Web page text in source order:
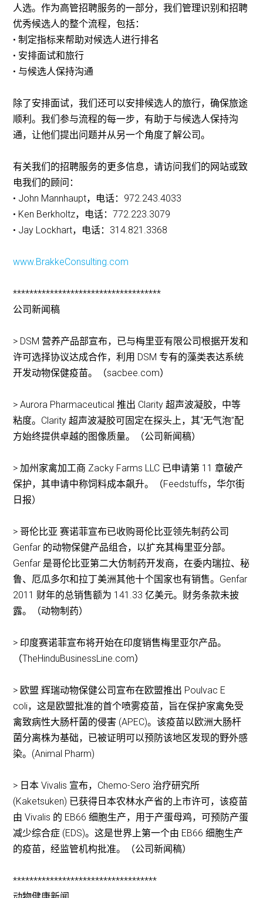
人选。作为高管招聘服务的一部分，我们管理识别和招聘
优秀候选人的整个流程，包括：
• 制定指标来帮助对候选人进行排名
• 安排面试和旅行
• 与候选人保持沟通
除了安排面试，我们还可以安排候选人的旅行，确保旅途
顺利。我们参与流程的每一步，有助于与候选人保持沟
通，让他们提出问题并从另一个角度了解公司。
有关我们的招聘服务的更多信息，请访问我们的网站或致
电我们的顾问：
• John Mannhaupt，电话：972.243.4033
• Ken Berkholtz，电话：772.223.3079
• Jay Lockhart，电话：314.821.3368
www.BrakkeConsulting.com
************************************
公司新闻稿
> DSM 营养产品部宣布，已与梅里亚有限公司根据开发和
许可选择协议达成合作，利用 DSM 专有的藻类表达系统
开发动物保健疫苗。（sacbee.com）
> Aurora Pharmaceutical 推出 Clarity 超声波凝胶，中等
粘度。Clarity 超声波凝胶可固定在探头上，其“无气泡”配
方始终提供卓越的图像质量。（公司新闻稿）
> 加州家禽加工商 Zacky Farms LLC 已申请第 11 章破产
保护，其申请中称饲料成本飙升。（Feedstuffs，华尔街
日报）
> 哥伦比亚 赛诺菲宣布已收购哥伦比亚领先制药公司
Genfar 的动物保健产品组合，以扩充其梅里亚分部。
Genfar 是哥伦比亚第二大仿制药开发商，在委内瑞拉、秘
鲁、厄瓜多尔和拉丁美洲其他十个国家也有销售。Genfar
2011 财年的总销售额为 141.33 亿美元。财务条款未披
露。（动物制药）
> 印度赛诺菲宣布将开始在印度销售梅里亚尔产品。
（TheHinduBusinessLine.com）
> 欧盟 辉瑞动物保健公司宣布在欧盟推出 Poulvac E
coli，这是欧盟批准的首个喷雾疫苗，旨在保护家禽免受
禽致病性大肠杆菌的侵害 (APEC)。该疫苗以欧洲大肠杆
菌分离株为基础，已被证明可以预防该地区发现的野外感
染。(Animal Pharm)
> 日本 Vivalis 宣布，Chemo-Sero 治疗研究所
(Kaketsuken) 已获得日本农林水产省的上市许可，该疫苗
由 Vivalis 的 EB66 细胞生产，用于产蛋母鸡，可预防产蛋
减少综合症 (EDS)。这是世界上第一个由 EB66 细胞生产
的疫苗，经监管机构批准。（公司新闻稿）
***********************************